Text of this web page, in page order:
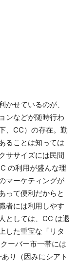
かせているのが、
ンなどが随時行わ
、CC）の存在。勤
ることは知っては
ササイズには民間
の利用が盛んな理
マーケティングが
って便利だからと
者には利用しやす
としては、CC は退
した重宝な「リタ
ーバー市一帯には
り（因みにシアト